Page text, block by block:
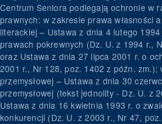
Centrum Seniora podlegają ochronie w
prawnych: w zakresie prawa własności
literackiej – Ustawa z dnia 4 lutego
prawach pokrewnych (Dz. U. z 1994 r.,
oraz Ustawa z dnia 27 lipca 2001 r. o
2001 r., Nr 128, poz. 1402 z późn. zm.);
przemysłowej – Ustawa z dnia 30
przemysłowej (tekst jednolity - Dz. U. z
Ustawa z dnia 16 kwietnia 1993 r. o
konkurencji (Dz. U. z 2003 r., Nr 47,